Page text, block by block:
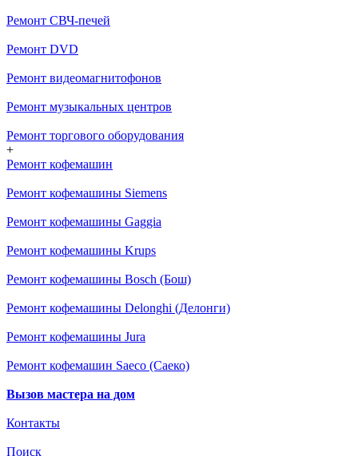
Ремонт СВЧ-печей
Ремонт DVD
Ремонт видеомагнитофонов
Ремонт музыкальных центров
Ремонт торгового оборудования
+
Ремонт кофемашин
Ремонт кофемашины Siemens
Ремонт кофемашины Gaggia
Ремонт кофемашины Krups
Ремонт кофемашины Bosch (Бош)
Ремонт кофемашины Delonghi (Делонги)
Ремонт кофемашины Jura
Ремонт кофемашин Saeco (Саеко)
Вызов мастера на дом
Контакты
Поиск